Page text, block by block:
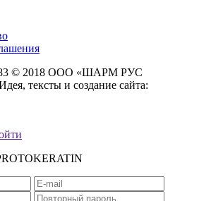
© 2018 ООО «ШАРМ РУС
тексты и создание сайта: